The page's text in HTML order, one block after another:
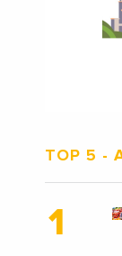
TOP 5 -